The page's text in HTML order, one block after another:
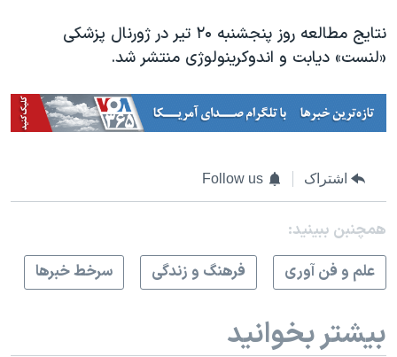
نتایج مطالعه روز پنجشنبه ۲۰ تیر در ژورنال پزشکی
«لنست» دیابت و اندوکرینولوژی منتشر شد.
اشتراک Follow us
همچنبن ببینید:
علم و فن آوری
فرهنگ و زندگی سرخط خبرها
بیشتر بخوانید